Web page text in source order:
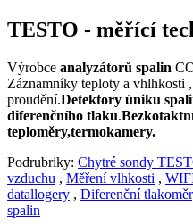
TESTO - měřící
Výrobce analyzátorů spalin
Záznamníky teploty a vhlhkosti
proudění.Detektory úniku
diferenčního tlaku.
teploměry,termokamery.
Podrubriky: Chytré sondy
vzduchu , Měření vlhkosti ,
datallogery , Diferenční
spalin